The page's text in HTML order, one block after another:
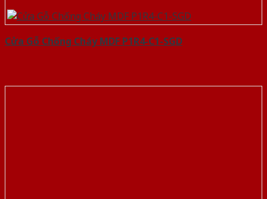
Cửa Gỗ Chống Cháy MDF P1R4-C1-SGD